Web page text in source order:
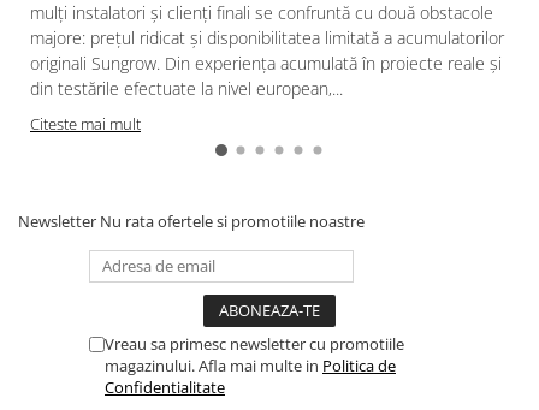
mulți instalatori și clienți finali se confruntă cu două obstacole
majore: prețul ridicat și disponibilitatea limitată a acumulatorilor
originali Sungrow. Din experiența acumulată în proiecte reale și
din testările efectuate la nivel european,...
Citeste mai mult
Newsletter Nu rata ofertele si promotiile noastre
Vreau sa primesc newsletter cu promotiile
magazinului. Afla mai multe in Politica de
Confidentialitate